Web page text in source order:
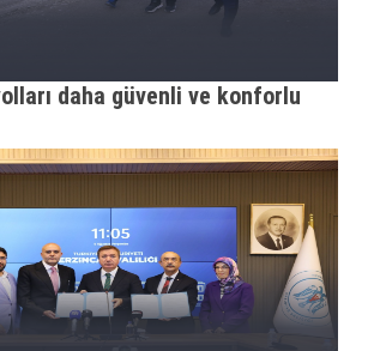
daha güvenli ve konforlu